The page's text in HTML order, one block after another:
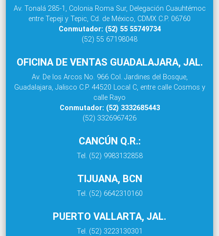
Av. Tonalá 285-1, Colonia Roma Sur, Delegación Cuauhtémoc
entre Tepeji y Tepic, Cd. de México, CDMX C.P. 06760
Conmutador: (52) 55 55749734
(52) 55 67198048
OFICINA DE VENTAS GUADALAJARA, JAL.
Av. De los Arcos No. 966 Col. Jardines del Bosque,
Guadalajara, Jalisco C.P. 44520 Local C, entre calle Cosmos y
calle Rayo
Conmutador: (52) 3332685443
(52) 3326967426
CANCÚN Q.R.:
Tel. (52) 9983132858
TIJUANA, BCN
Tel. (52) 6642310160
PUERTO VALLARTA, JAL.
Tel. (52) 3223130301